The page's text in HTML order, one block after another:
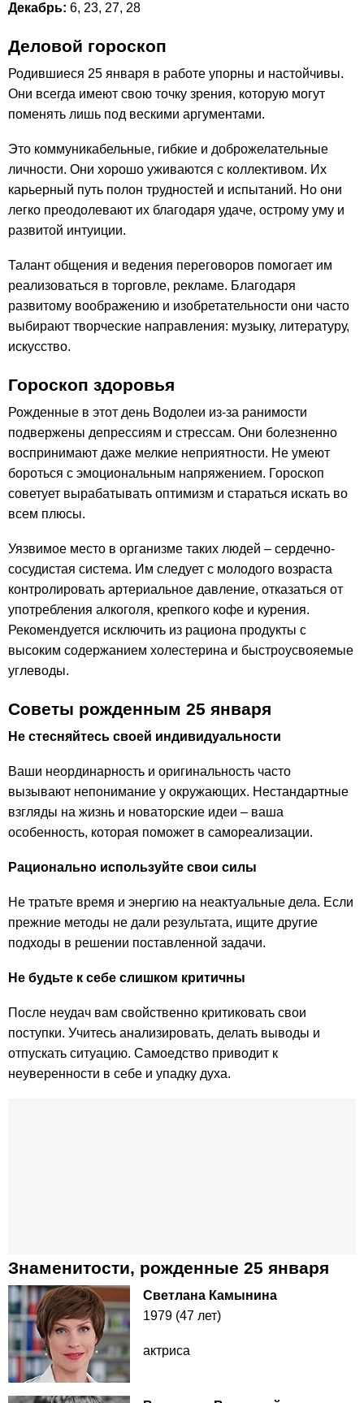
Декабрь: 6, 23, 27, 28
Деловой гороскоп
Родившиеся 25 января в работе упорны и настойчивы.
Они всегда имеют свою точку зрения, которую могут
поменять лишь под вескими аргументами.
Это коммуникабельные, гибкие и доброжелательные
личности. Они хорошо уживаются с коллективом. Их
карьерный путь полон трудностей и испытаний. Но они
легко преодолевают их благодаря удаче, острому уму и
развитой интуиции.
Талант общения и ведения переговоров помогает им
реализоваться в торговле, рекламе. Благодаря
развитому воображению и изобретательности они часто
выбирают творческие направления: музыку, литературу,
искусство.
Гороскоп здоровья
Рожденные в этот день Водолеи из-за ранимости
подвержены депрессиям и стрессам. Они болезненно
воспринимают даже мелкие неприятности. Не умеют
бороться с эмоциональным напряжением. Гороскоп
советует вырабатывать оптимизм и стараться искать во
всем плюсы.
Уязвимое место в организме таких людей – сердечно-
сосудистая система. Им следует с молодого возраста
контролировать артериальное давление, отказаться от
употребления алкоголя, крепкого кофе и курения.
Рекомендуется исключить из рациона продукты с
высоким содержанием холестерина и быстроусвояемые
углеводы.
Советы рожденным 25 января
Не стесняйтесь своей индивидуальности
Ваши неординарность и оригинальность часто
вызывают непонимание у окружающих. Нестандартные
взгляды на жизнь и новаторские идеи – ваша
особенность, которая поможет в самореализации.
Рационально используйте свои силы
Не тратьте время и энергию на неактуальные дела. Если
прежние методы не дали результата, ищите другие
подходы в решении поставленной задачи.
Не будьте к себе слишком критичны
После неудач вам свойственно критиковать свои
поступки. Учитесь анализировать, делать выводы и
отпускать ситуацию. Самоедство приводит к
неуверенности в себе и упадку духа.
Знаменитости, рожденные 25 января
Светлана Камынина
1979 (47 лет)
актриса